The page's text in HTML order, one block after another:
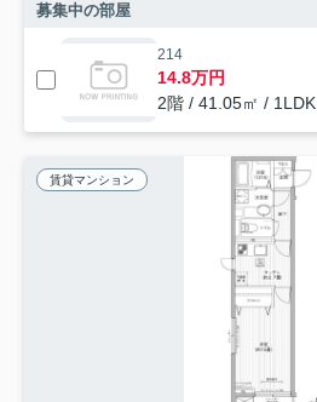
募集中の部屋
214
14.8万円
2階 / 41.05㎡ / 1LDK
賃貸マンション